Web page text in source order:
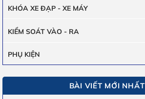
KHÓA XE ĐẠP - XE MÁY
KIỂM SOÁT VÀO - RA
PHỤ KIỆN
BÀI VIẾT MỚI NHẤT